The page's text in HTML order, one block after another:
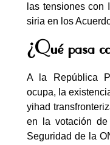
las tensiones con
siria en los
¿Qué pasa
A la República
ocupa, la
yihad
en la votación
Seguridad de la